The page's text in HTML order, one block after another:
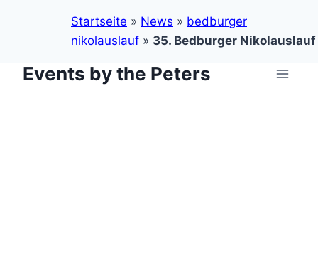
Startseite » News » bedburger
nikolauslauf » 35. Bedburger Nikolauslauf
ZumEvents by the Peters